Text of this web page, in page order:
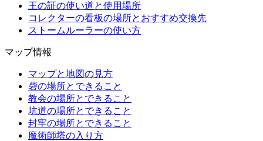
王の証の使い道と使用場所
コレクターの看板の場所とおすすめ交換先
ストームルーラーの使い方
マップ情報
マップと地図の見方
砦の場所とできること
教会の場所とできること
坑道の場所とできること
封牢の場所とできること
魔術師塔の入り方